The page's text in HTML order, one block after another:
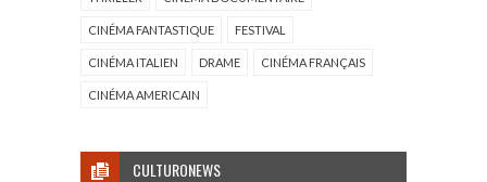
CINÉMA FANTASTIQUE FESTIVAL
CINÉMA ITALIEN DRAME CINÉMA FRANÇAIS
CINÉMA AMERICAIN
CULTURONEWS